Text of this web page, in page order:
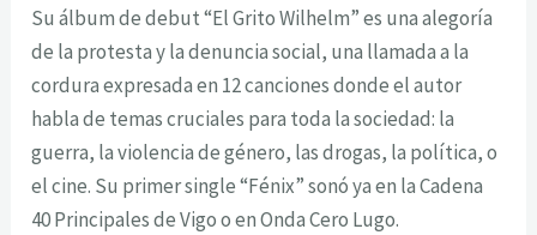
Su álbum de debut “El Grito Wilhelm” es una alegoría
de la protesta y la denuncia social, una llamada a la
cordura expresada en 12 canciones donde el autor
habla de temas cruciales para toda la sociedad: la
guerra, la violencia de género, las drogas, la política, o
el cine. Su primer single “Fénix” sonó ya en la Cadena
40 Principales de Vigo o en Onda Cero Lugo.